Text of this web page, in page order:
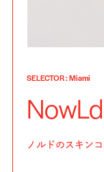
SELECTOR: Miami
NowLd
ノルドのスキン